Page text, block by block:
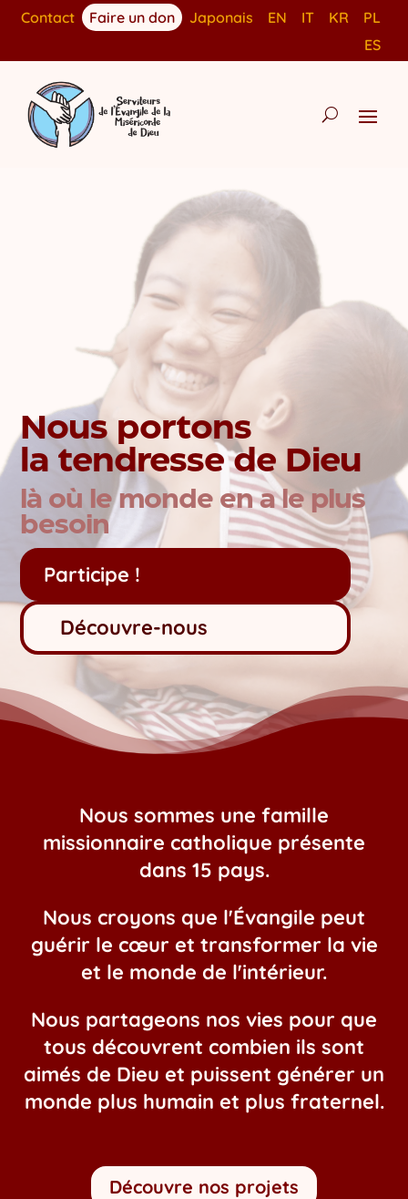
Contact Faire un don Japonais EN IT KR
PL
ES
Nous portons
la tendresse de Dieu
là où le monde en a le plus
besoin
Participe !
Découvre-nous
Nous sommes une famille
missionnaire catholique présente
dans 15 pays.
Nous croyons que l'Évangile peut
guérir le cœur et transformer la vie
et le monde de l'intérieur.
Nous partageons nos vies pour que
tous découvrent combien ils sont
aimés de Dieu et puissent générer un
monde plus humain et plus fraternel.
Découvre nos projets